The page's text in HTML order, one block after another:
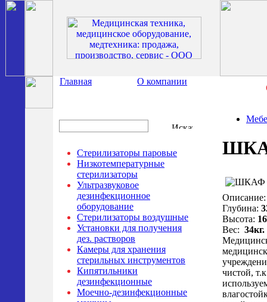
Главная О компании
Стерилизаторы паровые
Низкотемпературные
стерилизаторы
Ультразвуковое
дезинфекционное
оборудование
Стерилизаторы воздушные
Установки для получения
дез. растворов
Камеры для хранения
стерильных инструментов
Кипятильники
дезинфекционные
Моечно-дезинфекционные
Глубина:
Высота:
Вес: 34кг.
чистой,